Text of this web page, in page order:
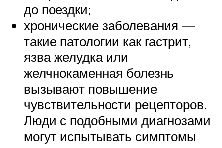
до поездки;
хронические заболевания —
такие патологии как гастрит,
язва желудка или
желчнокаменная болезнь
вызывают повышение
чувствительности рецепторов.
Люди с подобными диагнозами
могут испытывать симптомы